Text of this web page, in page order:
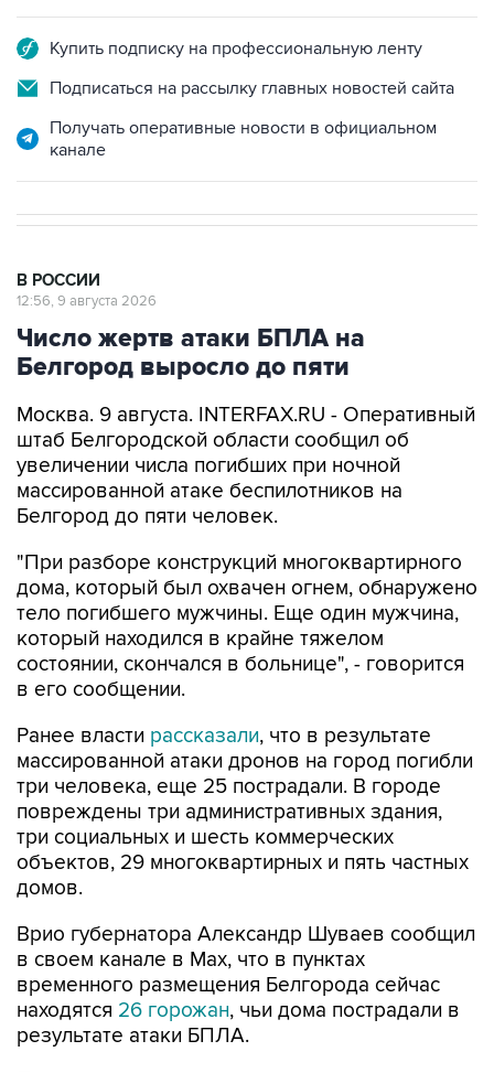
Подписаться на рассылку главных новостей сайта
Получать оперативные новости в официальном
Число жертв атаки БПЛА на
Белгород выросло до пяти
Москва. 9 августа. INTERFAX.RU - Оперативный
увеличении числа погибших при ночной
массированной атаке беспилотников на
Белгород до пяти человек.
"При разборе конструкций многоквартирного
тело погибшего мужчины. Еще один мужчина,
который находился в крайне тяжелом
состоянии, скончался в больнице", - говорится
в его сообщении.
Ранее властирассказали
три человека, еще 25 пострадали. В городе
повреждены три административных здания,
три социальных и шесть коммерческих
объектов, 29 многоквартирных и пять частных
домов.
Врио губернатора Александр Шуваев сообщил
временного размещения Белгорода сейчас
находятся26 горожан, чьи дома пострадали в
результате атаки БПЛА.
По его данным с утра в городе начался